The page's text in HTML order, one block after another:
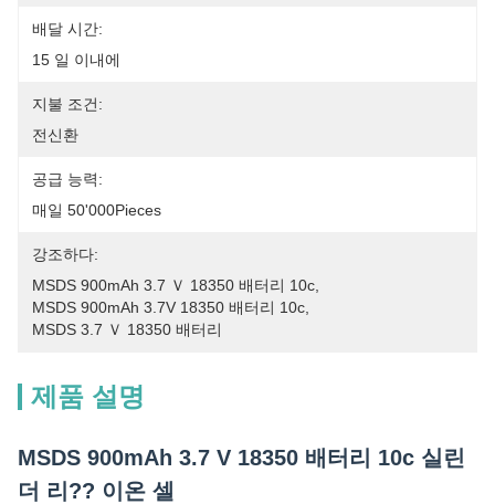
배달 시간:
15 일 이내에
지불 조건:
전신환
공급 능력:
매일 50'000Pieces
강조하다:
MSDS 900mAh 3.7 Ｖ 18350 배터리 10c
MSDS 900mAh 3.7V 18350 배터리 10c
MSDS 3.7 Ｖ 18350 배터리
제품 설명
MSDS 900mAh 3.7 V 18350 배터리 10c 실린
더 리?? 이온 셀